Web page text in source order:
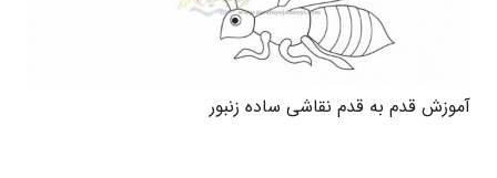
آموزش قدم به قدم نقاشی ساده زنبور